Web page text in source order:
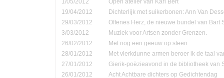
19/04/2012
Dichterlijk met suikerbonen: Ann Van
29/03/2012
Offenes Herz, de nieuwe bundel van Bart
3/03/2012
Muziek voor Artsen zonder Grenzen.
26/02/2012
Met nog een geeuw op steen
28/01/2012
Met vlerkdunne armen beroer ik de taal
27/01/2012
Gierik-poëzieavond in de bibliotheek van
26/01/2012
Acht Achtbare dichters op Gedichtendag